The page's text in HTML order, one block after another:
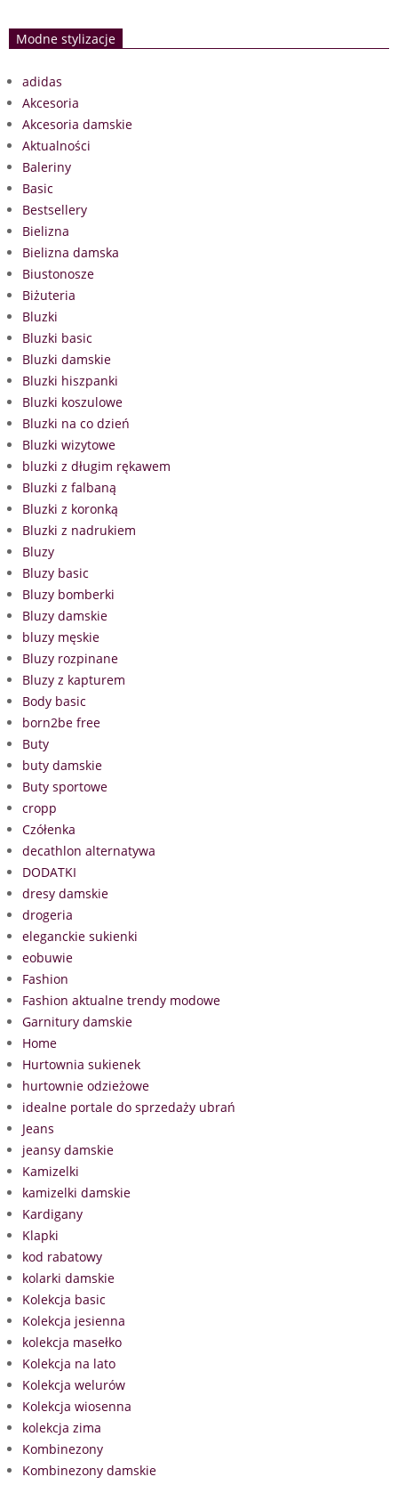
Modne stylizacje
adidas
Akcesoria
Akcesoria damskie
Aktualności
Baleriny
Basic
Bestsellery
Bielizna
Bielizna damska
Biustonosze
Biżuteria
Bluzki
Bluzki basic
Bluzki damskie
Bluzki hiszpanki
Bluzki koszulowe
Bluzki na co dzień
Bluzki wizytowe
bluzki z długim rękawem
Bluzki z falbaną
Bluzki z koronką
Bluzki z nadrukiem
Bluzy
Bluzy basic
Bluzy bomberki
Bluzy damskie
bluzy męskie
Bluzy rozpinane
Bluzy z kapturem
Body basic
born2be free
Buty
buty damskie
Buty sportowe
cropp
Czółenka
decathlon alternatywa
DODATKI
dresy damskie
drogeria
eleganckie sukienki
eobuwie
Fashion
Fashion aktualne trendy modowe
Garnitury damskie
Home
Hurtownia sukienek
hurtownie odzieżowe
idealne portale do sprzedaży ubrań
Jeans
jeansy damskie
Kamizelki
kamizelki damskie
Kardigany
Klapki
kod rabatowy
kolarki damskie
Kolekcja basic
Kolekcja jesienna
kolekcja masełko
Kolekcja na lato
Kolekcja welurów
Kolekcja wiosenna
kolekcja zima
Kombinezony
Kombinezony damskie